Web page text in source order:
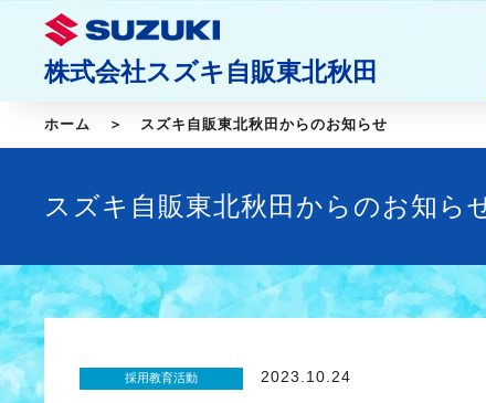
株式会社スズキ自販東北秋田
ホーム スズキ自販東北秋田からのお知らせ
スズキ自販東北秋田からのお知ら
採用教育活動 2023.10.24